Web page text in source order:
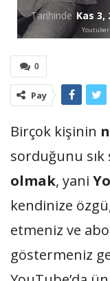
Tarihinde Kas 3,
0
Pay
Birçok kişinin
sorduğunu sık
olmak, yani
kendinize
etmeniz ve
göstermeniz